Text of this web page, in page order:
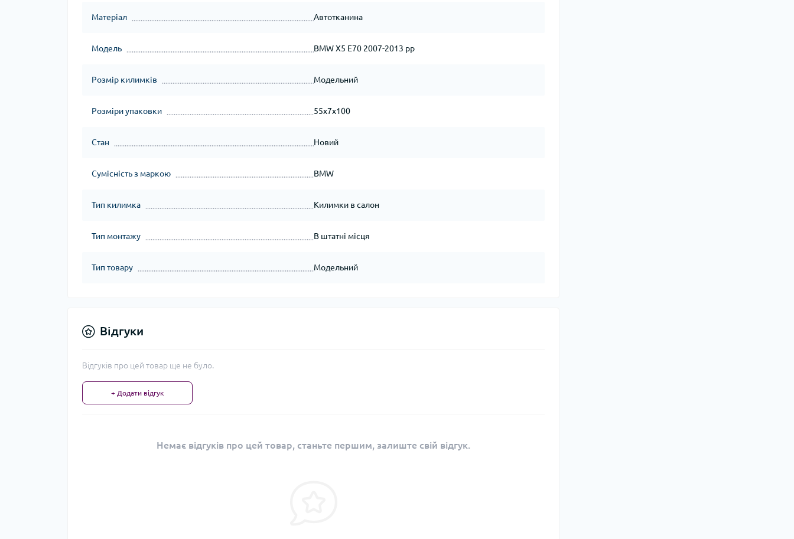
Матеріал Автотканина
Модель BMW X5 E70 2007-2013 рр
Розмір килимків Модельний
Розміри упаковки 55x7x100
Стан Новий
Сумісність з маркою BMW
Тип килимка Килимки в салон
Тип монтажу В штатні місця
Тип товару Модельний
Відгуки
Відгуків про цей товар ще не було.
+ Додати відгук
Немає відгуків про цей товар, станьте першим, залиште свій відгук.